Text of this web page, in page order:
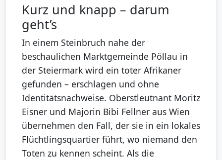
Kurz und knapp – darum
geht’s
In einem Steinbruch nahe der
beschaulichen Marktgemeinde Pöllau in
der Steiermark wird ein toter Afrikaner
gefunden – erschlagen und ohne
Identitätsnachweise. Oberstleutnant Moritz
Eisner und Majorin Bibi Fellner aus Wien
übernehmen den Fall, der sie in ein lokales
Flüchtlingsquartier führt, wo niemand den
Toten zu kennen scheint. Als die